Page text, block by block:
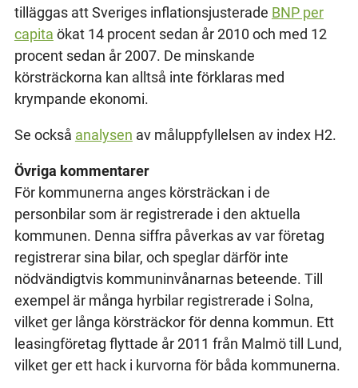
tilläggas att Sveriges inflationsjusterade BNP per
capita ökat 14 procent sedan år 2010 och med 12
procent sedan år 2007. De minskande
körsträckorna kan alltså inte förklaras med
krympande ekonomi.
Se också analysen av måluppfyllelsen av index H2.
Övriga kommentarer
För kommunerna anges körsträckan i de
personbilar som är registrerade i den aktuella
kommunen. Denna siffra påverkas av var företag
registrerar sina bilar, och speglar därför inte
nödvändigtvis kommuninvånarnas beteende. Till
exempel är många hyrbilar registrerade i Solna,
vilket ger långa körsträckor för denna kommun. Ett
leasingföretag flyttade år 2011 från Malmö till Lund,
vilket ger ett hack i kurvorna för båda kommunerna.